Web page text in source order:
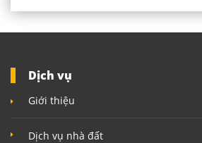
Dịch vụ
Giới thiệu
Dịch vụ nhà đất